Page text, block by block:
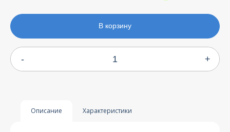
- +
В корзину
Описание Характеристики